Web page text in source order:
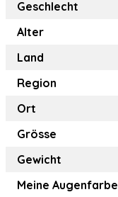
Geschlecht
Alter
Land
Region
Ort
Grösse
Gewicht
Meine Augenfarbe